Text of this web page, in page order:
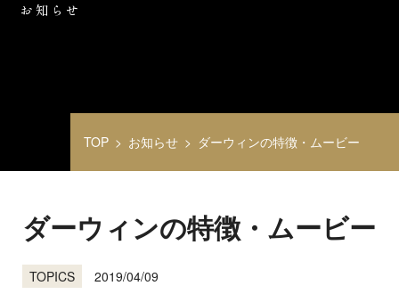
お知らせ
TOP お知らせ ダーウィンの特徴・ムービー
ダーウィンの特徴・ムービー
TOPICS 2019/04/09